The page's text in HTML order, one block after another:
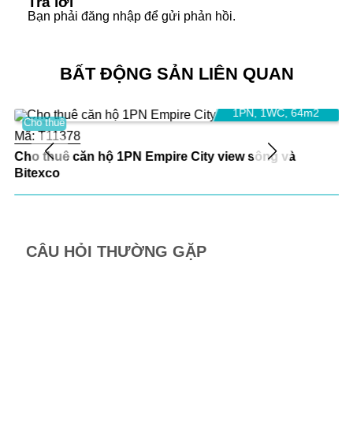
cho trẻ.
Bạn phảiđăng nhập để gửi phản hồi.
BẤT ĐỘNG SẢN LIÊN QUAN
1PN,1WC,64m2
Mã: T11378
Cho thuê căn hộ 1PN Empire City view sông và
Bitexco
Cho thuê
CÂU HỎI THƯỜNG GẶP